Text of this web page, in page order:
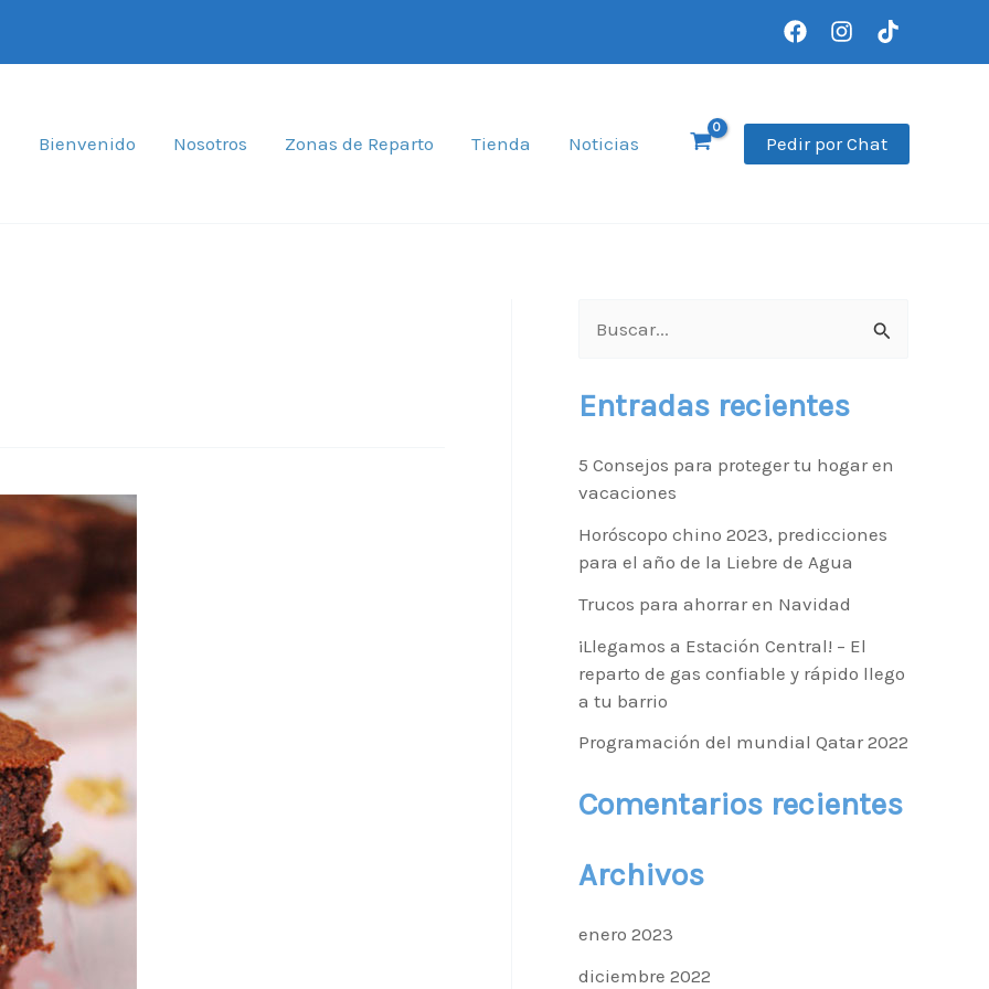
Bienvenido Nosotros Zonas de Reparto Tienda Noticias Pedir por Chat
s
a
p
o
:
Entradas recientes
5 Consejos para proteger tu hogar en
vacaciones
Horóscopo chino 2023, predicciones
para el año de la Liebre de Agua
Trucos para ahorrar en Navidad
¡Llegamos a Estación Central! – El
reparto de gas confiable y rápido llego
a tu barrio
Programación del mundial Qatar 2022
Comentarios recientes
Archivos
enero 2023
diciembre 2022